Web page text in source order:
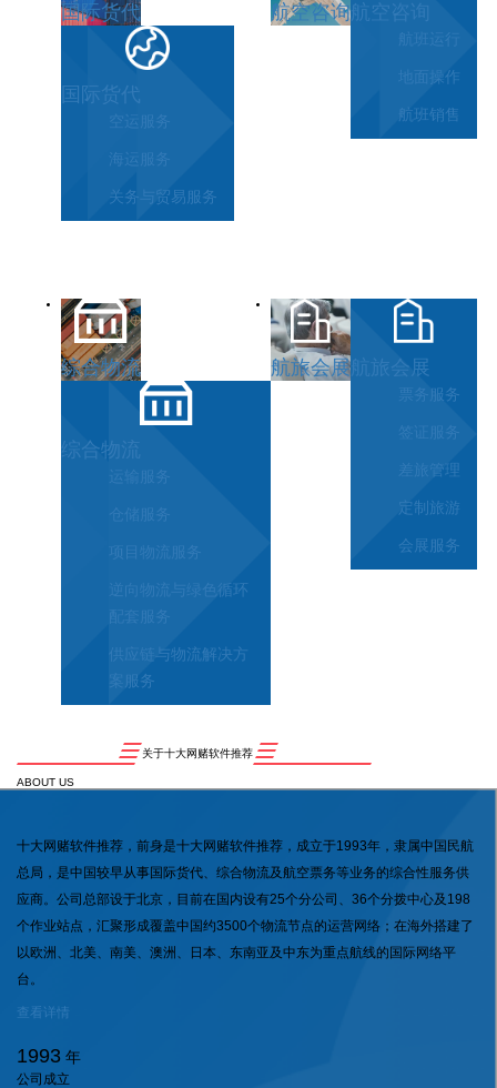
国际货代
国际货代
空运服务
海运服务
关务与贸易服务
航空咨询航空咨询
航班运行
地面操作
航班销售
综合物流
综合物流
运输服务
仓储服务
项目物流服务
逆向物流与绿色循环
配套服务
供应链与物流解决方
案服务
航旅会展航旅会展
票务服务
签证服务
差旅管理
定制旅游
会展服务
关于十大网赌软件推荐
ABOUT US
十大网赌软件推荐，前身是十大网赌软件推荐，成立于1993年，隶属中国民航
总局，是中国较早从事国际货代、综合物流及航空票务等业务的综合性服务供
应商。公司总部设于北京，目前在国内设有25个分公司、36个分拨中心及198
个作业站点，汇聚形成覆盖中国约3500个物流节点的运营网络；在海外搭建了
以欧洲、北美、南美、澳洲、日本、东南亚及中东为重点航线的国际网络平
台。
查看详情
1993 年
公司成立